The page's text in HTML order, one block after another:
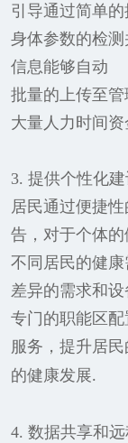
引导通过简单
身体参数的检
信息能够自动
批量的上传至
大量人力时间资
3. 提供个性化建
居民通过便捷
告，对于个体
不同居民的健
差异的需求和
专门的职能区
服务，提升居
的健康发展.
4. 数据共享和远